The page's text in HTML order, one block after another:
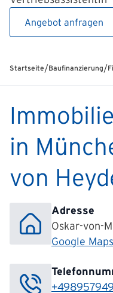
Angebot anfragen
Startseite/Baufinanzierung/
in
von
Adresse
Oskar-von-
Google Maps